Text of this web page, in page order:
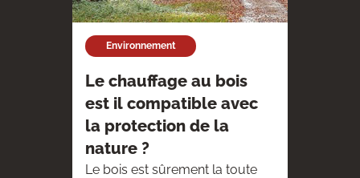
Environnement
Le chauffage au bois
est il compatible avec
la protection de la
nature ?
Le bois est sûrement la toute